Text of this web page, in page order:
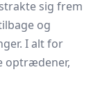
sig frem
og
I alt for
optrædener,